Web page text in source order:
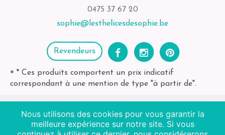
0475 37 67 20
sophie@lesthelicesdesophie.be
Revendeurs
* * Ces produits comportent un prix indicatif
correspondant à une mention de type "à partir de".
2026Les Thélices de Sophie| BE-bio-03 Agriculture
Nous utilisons des cookies pour vous garantir la
meilleure expérience sur notre site. Si vous